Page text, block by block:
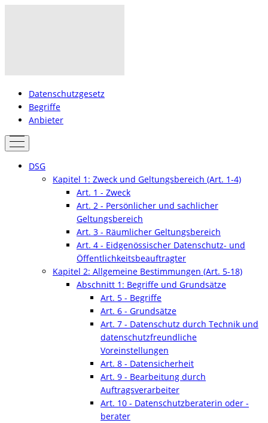
Datenschutzgesetz
Begriffe
Anbieter
DSG
Kapitel 1: Zweck und Geltungsbereich (Art. 1-4)
Art. 1 - Zweck
Art. 2 - Persönlicher und sachlicher
Geltungsbereich
Art. 3 - Räumlicher Geltungsbereich
Art. 4 - Eidgenössischer Datenschutz- und
Öffentlichkeitsbeauftragter
Kapitel 2: Allgemeine Bestimmungen (Art. 5-18)
Abschnitt 1: Begriffe und Grundsätze
Art. 5 - Begriffe
Art. 6 - Grundsätze
Art. 7 - Datenschutz durch Technik und
datenschutzfreundliche
Voreinstellungen
Art. 8 - Datensicherheit
Art. 9 - Bearbeitung durch
Auftragsverarbeiter
Art. 10 - Datenschutzberaterin oder -
berater